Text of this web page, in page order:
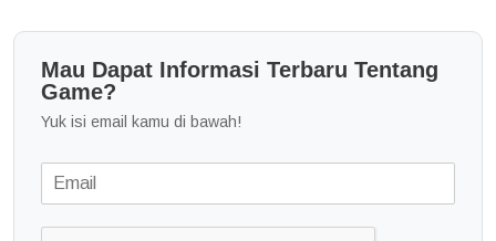
Mau Dapat Informasi Terbaru Tentang
Game?
Yuk isi email kamu di bawah!